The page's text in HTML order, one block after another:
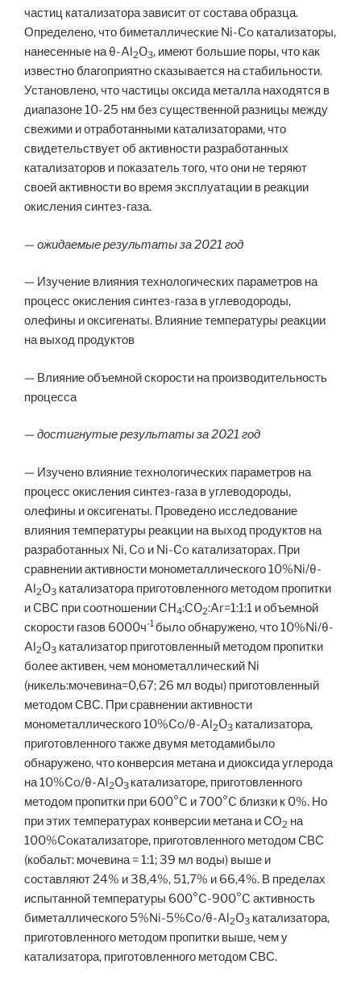
частиц катализатора зависит от состава образца.
Определено, что биметаллические Ni-Co катализаторы,
нанесенные на θ-Al2O3, имеют большие поры, что как
известно благоприятно сказывается на стабильности.
Установлено, что частицы оксида металла находятся в
диапазоне 10-25 нм без существенной разницы между
свежими и отработанными катализаторами, что
свидетельствует об активности разработанных
катализаторов и показатель того, что они не теряют
своей активности во время эксплуатации в реакции
окисления синтез-газа.
— ожидаемые результаты за 2021 год
— Изучение влияния технологических параметров на
процесс окисления синтез-газа в углеводороды,
олефины и оксигенаты. Влияние температуры реакции
на выход продуктов
— Влияние объемной скорости на производительность
процесса
— достигнутые результаты за 2021 год
— Изучено влияние технологических параметров на
процесс окисления синтез-газа в углеводороды,
олефины и оксигенаты. Проведено исследование
влияния температуры реакции на выход продуктов на
разработанных Ni, Co и Ni-Co катализаторах. При
сравнении активности монометаллического 10%Ni/θ-
Al2O3 катализатора приготовленного методом пропитки
и СВС при соотношении CH4:CO2:Ar=1:1:1 и объемной
скорости газов 6000ч-1 было обнаружено, что 10%Ni/θ-
Al2O3 катализатор приготовленный методом пропитки
более активен, чем монометаллический Ni
(никель:мочевина=0,67; 26 мл воды) приготовленный
методом СВС. При сравнении активности
монометаллического 10%Co/θ-Al2O3 катализатора,
приготовленного также двумя методамибыло
обнаружено, что конверсия метана и диоксида углерода
на 10%Co/θ-Al2O3 катализаторе, приготовленного
методом пропитки при 600°C и 700°C близки к 0%. Но
при этих температурах конверсии метана и СО2 на
100%Coкатализаторе, приготовленного методом СВС
(кобальт: мочевина = 1:1; 39 мл воды) выше и
составляют 24% и 38,4%, 51,7% и 66,4%. В пределах
испытанной температуры 600°C-900°C активность
биметаллического 5%Ni-5%Co/θ-Al2O3 катализатора,
приготовленного методом пропитки выше, чем у
катализатора, приготовленного методом СВС.